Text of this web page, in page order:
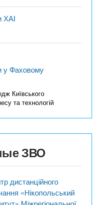
ХАІ
у Фаховому
Київського
та технологій
ЗВО
дистанційного
«Нікопольський